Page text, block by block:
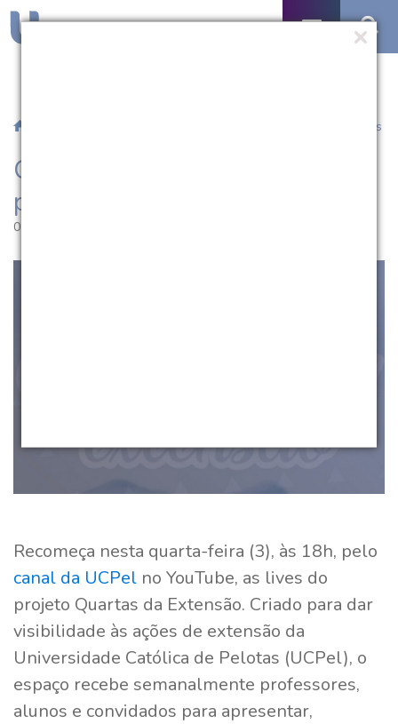
/ Quartas da Extensão retoma programação de lives
Quartas da Extensão retoma
programação de lives
02.03.2021 | 11:07
Recomeça nesta quarta-feira (3), às 18h, pelo
canal da UCPel no YouTube, as lives do
projeto Quartas da Extensão. Criado para dar
visibilidade às ações de extensão da
Universidade Católica de Pelotas (UCPel), o
espaço recebe semanalmente professores,
alunos e convidados para apresentar,